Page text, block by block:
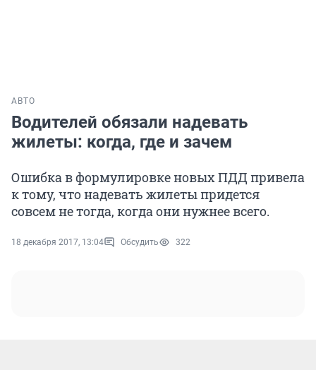
АВТО
Водителей обязали надевать
жилеты: когда, где и зачем
Ошибка в формулировке новых ПДД привела
к тому, что надевать жилеты придется
совсем не тогда, когда они нужнее всего.
18 декабря 2017, 13:04 Обсудить 322